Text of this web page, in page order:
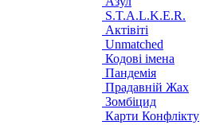
S.T.A.L.K.E.R.
Актівіті
Unmatched
Кодові імена
Пандемія
Прадавній Жах
Зомбіцид
Карти Конфлікту